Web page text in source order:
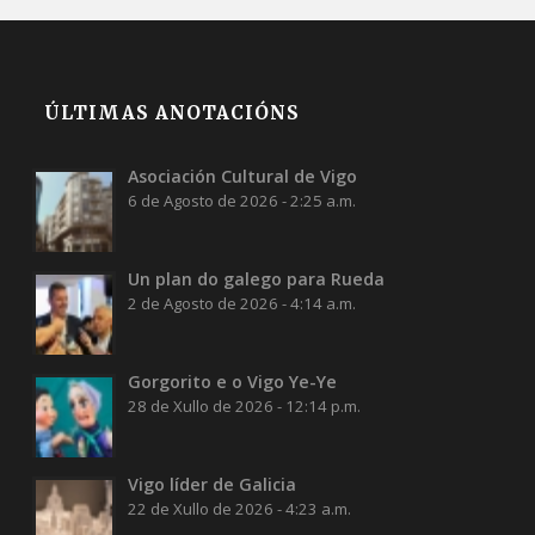
ÚLTIMAS ANOTACIÓNS
Asociación Cultural de Vigo
6 de Agosto de 2026 - 2:25 a.m.
Un plan do galego para Rueda
2 de Agosto de 2026 - 4:14 a.m.
Gorgorito e o Vigo Ye-Ye
28 de Xullo de 2026 - 12:14 p.m.
Vigo líder de Galicia
22 de Xullo de 2026 - 4:23 a.m.